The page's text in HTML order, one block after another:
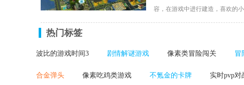
容，在游戏中进行建造，喜欢的
热门标签
波比的游戏时间3 剧情解谜游戏 像素类冒险闯关 冒
合金弹头 像素吃鸡类游戏 不氪金的卡牌 实时pvp对